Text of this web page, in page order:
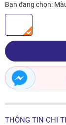
Bạn đang chọn:
THÔNG TIN CHI